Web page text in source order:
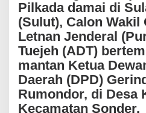
d
a
D
a
m
a
i
!
C
e
Pilkada damai di
(Sulut), Calon
Letnan Jenderal
Tuejeh (ADT)
mantan Ketua
Daerah (DPD)
Rumondor, di Desa
Kecamatan Sonder.